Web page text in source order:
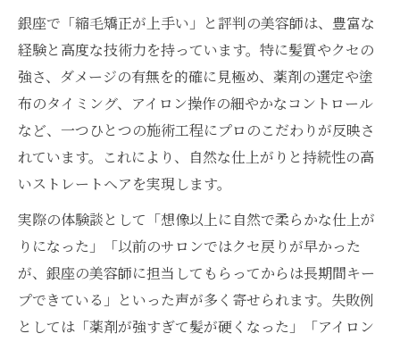
銀座で「縮毛矯正が上手い」と評判の美容師は、豊富な
経験と高度な技術力を持っています。特に髪質やクセの
強さ、ダメージの有無を的確に見極め、薬剤の選定や塗
布のタイミング、アイロン操作の細やかなコントロール
など、一つひとつの施術工程にプロのこだわりが反映さ
れています。これにより、自然な仕上がりと持続性の高
いストレートヘアを実現します。
実際の体験談として「想像以上に自然で柔らかな仕上が
りになった」「以前のサロンではクセ戻りが早かった
が、銀座の美容師に担当してもらってからは長期間キー
プできている」といった声が多く寄せられます。失敗例
としては「薬剤が強すぎて髪が硬くなった」「アイロン